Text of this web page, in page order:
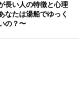
長い人の特徴と心理
なたは湯船でゆっく
の？〜